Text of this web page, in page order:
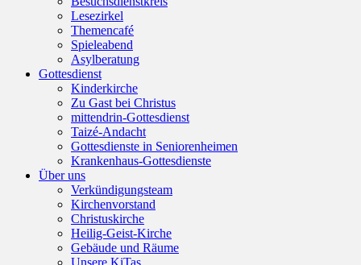
Lesezirkel
Themencafé
Spieleabend
Asylberatung
Gottesdienst
Kinderkirche
Zu Gast bei Christus
mittendrin-Gottesdienst
Taizé-Andacht
Gottesdienste in Seniorenheimen
Krankenhaus-Gottesdienste
Über uns
Verkündigungsteam
Kirchenvorstand
Christuskirche
Heilig-Geist-Kirche
Gebäude und Räume